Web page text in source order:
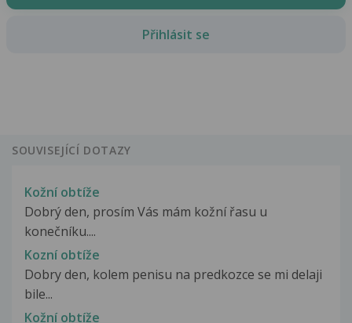
Přihlásit se
SOUVISEJÍCÍ DOTAZY
Kožní obtíže
Dobrý den, prosím Vás mám kožní řasu u
konečníku....
Kozní obtíže
Dobry den, kolem penisu na predkozce se mi delaji
bile...
Kožní obtíže